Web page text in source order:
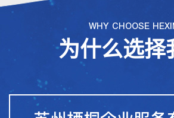
WHY CHOOSE
为什么选择